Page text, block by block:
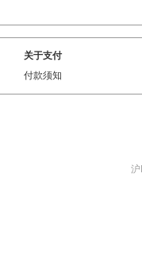
关于支付
付款须知